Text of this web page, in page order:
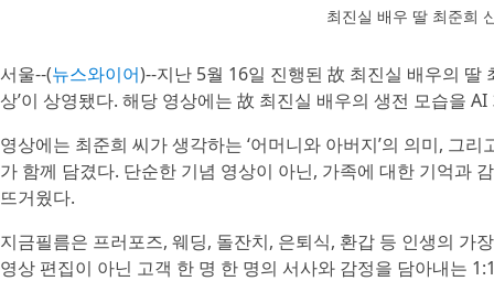
최진실 배우 딸 최준희
서울--(뉴스와이어)--지난 5월 16일 진행된 故 최진실 배우의 딸
상’이 상영됐다. 해당 영상에는 故 최진실 배우의 생전 모습을
영상에는 최준희 씨가 생각하는 ‘어머니와 아버지’의 의미, 그
가 함께 담겼다. 단순한 기념 영상이 아닌, 가족에 대한 기억과
뜨거웠다.
지금필름은 프러포즈, 웨딩, 돌잔치, 은퇴식, 환갑 등 인생의 가
영상 편집이 아닌 고객 한 명 한 명의 서사와 감정을 담아내는